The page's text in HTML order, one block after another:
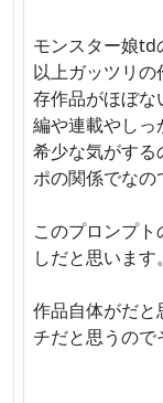
モンスター娘td
以上ガッツリ
存作品がほぼ
編や連載やしっ
希少な気がする
ポの関係でなの
このプロンプ
しだと思います。
作品自体がだと
チだと思うので